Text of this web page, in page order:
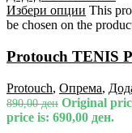
Избери опции This
be chosen on the
Protouch TENIS
Protouch, Опрема,
890,00ден Original
price is: 690,00 ден.